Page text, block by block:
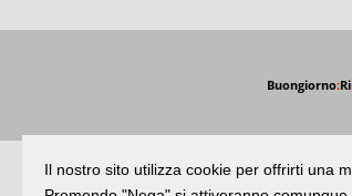
Buongiorno:
Il nostro sito utilizza cookie per offrirti una